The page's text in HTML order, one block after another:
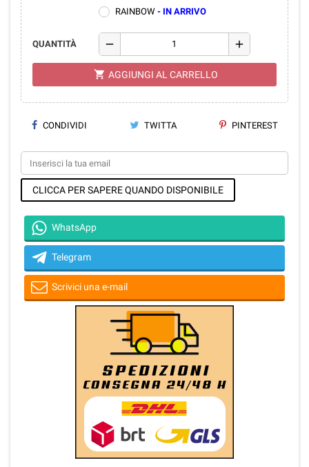
RAINBOW - IN ARRIVO
QUANTITÀ remove add
shopping_cart AGGIUNGI AL CARRELLO
CONDIVIDI TWITTA PINTEREST
CLICCA PER SAPERE QUANDO DISPONIBILE
WhatsApp
Telegram
Scrivici una e-mail